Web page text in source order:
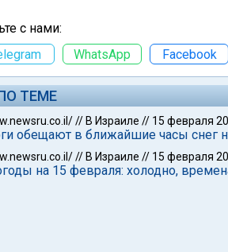
с нами:
WhatsApp Facebook
ТЕМЕ
// В Израиле // 15 февраля
обещают в ближайшие часы снег
// В Израиле // 15 февраля
на 15 февраля: холодно,